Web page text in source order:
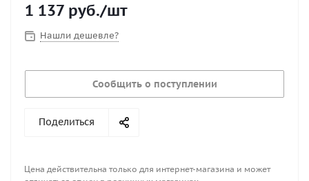
Высота в середине от основания до середины
1 137 руб./шт
Нашли дешевле?
Сообщить о поступлении
Поделиться
Цена действительна только для интернет-магазина и может